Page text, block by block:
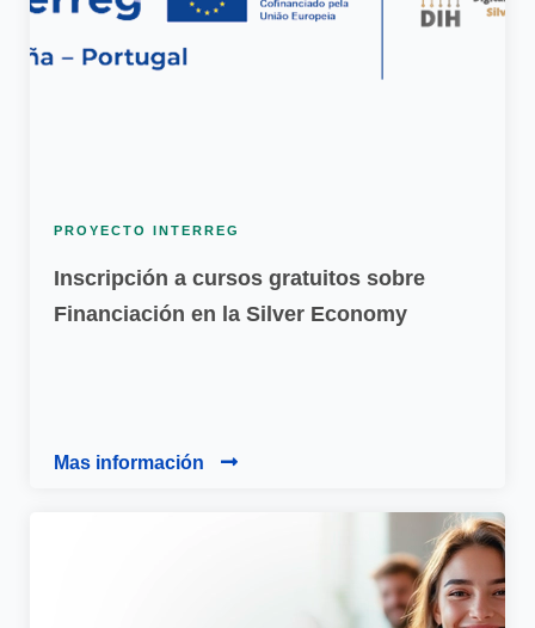
PROYECTO INTERREG
Inscripción a cursos gratuitos sobre
Financiación en la Silver Economy
Mas información